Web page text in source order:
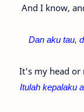
And I know,
Dan aku tau,
It's my head or
Itulah kepalaku